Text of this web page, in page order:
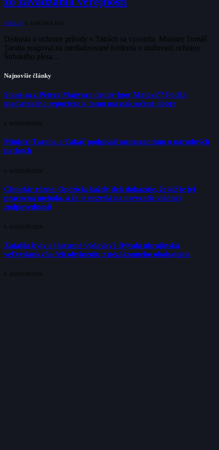
SPRÁVY 2. JANUÁRA 2026
Diskusia o ochrane prírody v Tatrách sa vyostrila. Minister Tomáš
Taraba reagoval na medializované tvrdenia o znižovaní ochrany
Štrbského plesa…
Najnovšie články
Stane sa z Pétera Magyara druhý Igor Matovič? Podľa
maďarského reportéra k tomu má nakročené dobre
6. AUGUSTA 2026
Ministri Taraba a Takáč podpísali memorandum o národných
parkoch
6. AUGUSTA 2026
Chmelár rázne: Opozícia každý deň dokazuje, že lož je jej
pracovná metóda, a že je nezrelá na prevzatie vládnej
zodpovednosti
6. AUGUSTA 2026
Zatajila byty aj luxusné výdavky? Bývalá ukrajinská
veľvyslankyňa čelí obvineniu z nezákonného obohatenia
6. AUGUSTA 2026